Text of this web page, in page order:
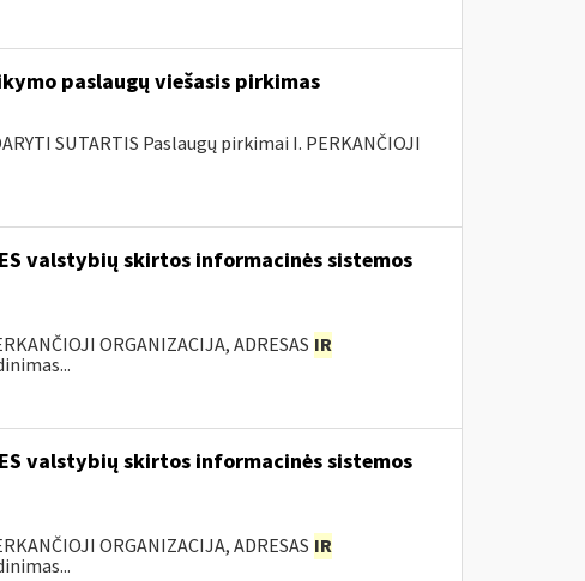
paslaugų viešasis pirkimas
SUTARTIS Paslaugų pirkimai I. PERKANČIOJI
valstybių skirtos informacinės sistemos
ORGANIZACIJA, ADRESAS IR
valstybių skirtos informacinės sistemos
ORGANIZACIJA, ADRESAS IR